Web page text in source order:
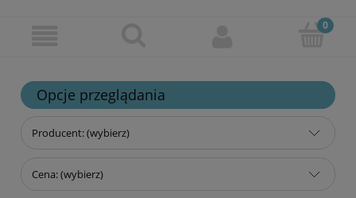
Opcje przeglądania
Producent: (wybierz)
Cena: (wybierz)